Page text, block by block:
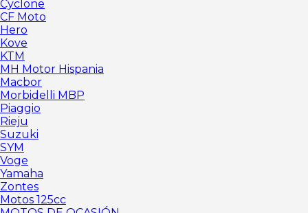
Cyclone
CF Moto
Hero
Kove
KTM
MH Motor Hispania
Macbor
Morbidelli MBP
Piaggio
Rieju
Suzuki
SYM
Voge
Yamaha
Zontes
Motos 125cc